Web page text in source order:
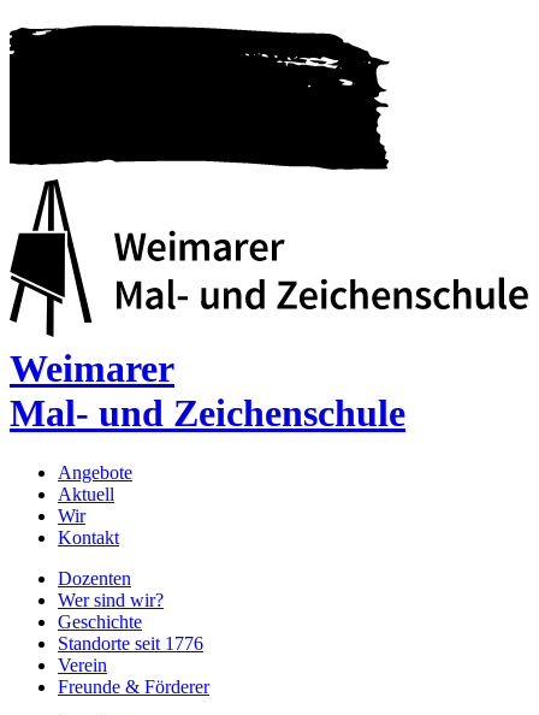
Weimarer
Mal- und Zeichenschule
Angebote
Aktuell
Wir
Kontakt
Dozenten
Wer sind wir?
Geschichte
Standorte seit 1776
Verein
Freunde & Förderer